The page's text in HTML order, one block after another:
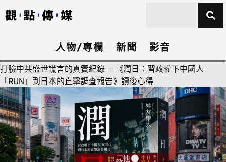
人物/專欄 新聞 影音
打臉中共盛世謊言的真實紀錄 －《潤日：習政權下中國人
「RUN」到日本的直擊調查報告》讀後心得